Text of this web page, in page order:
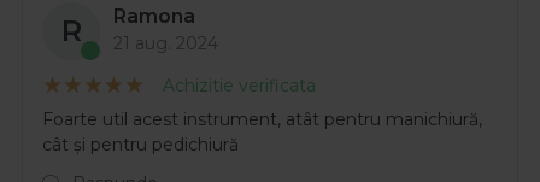
R Ramona
21 aug. 2024
Achizitie verificata
Foarte util acest instrument, atât pentru manichiură,
cât și pentru pedichiură